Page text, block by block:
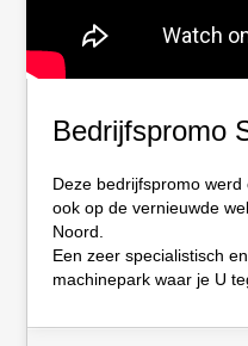
Bedrijfspromo
Deze bedrijfspromo
ook op de vernieuwde
Noord.
Een zeer specialistisch
machinepark waar je U